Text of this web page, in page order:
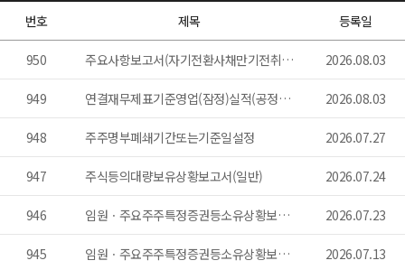
번호 제목 등록일
950 주요사항보고서(자기전환사채만기전취득결정) 2026.08.03
949 연결재무제표기준영업(잠정)실적(공정공시) 2026.08.03
948 주주명부폐쇄기간또는기준일설정 2026.07.27
947 주식등의대량보유상황보고서(일반) 2026.07.24
946 임원ㆍ주요주주특정증권등소유상황보고서 2026.07.23
945 임원ㆍ주요주주특정증권등소유상황보고서 2026.07.13